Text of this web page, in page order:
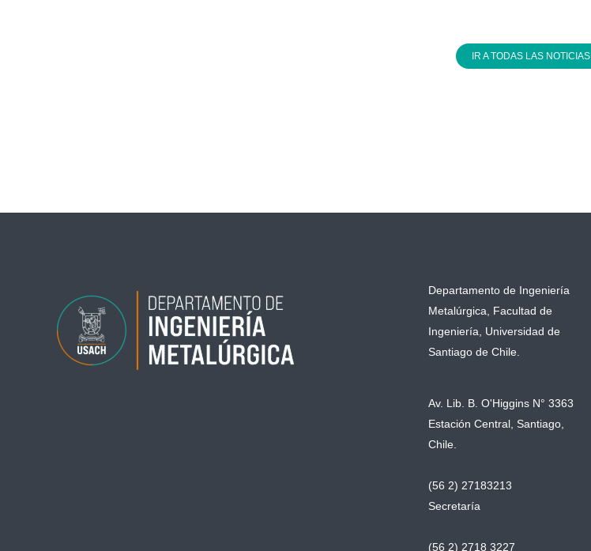
IR A TODAS LAS NOTICIAS
Departamento de Ingeniería
Metalúrgica, Facultad de
Ingeniería, Universidad de
Santiago de Chile.
Av. Lib. B. O'Higgins N° 3363
Estación Central, Santiago,
Chile.
(56 2) 27183213
Secretaría
(56 2) 2718 3227